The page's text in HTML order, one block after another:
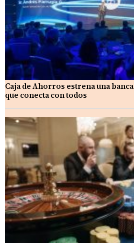
Caja de Ahorros estrena una
que conecta con todos